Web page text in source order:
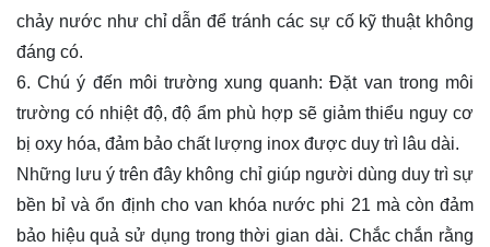
chảy nước như chỉ dẫn để tránh các sự cố kỹ thuật không
đáng có.
6. Chú ý đến môi trường xung quanh: Đặt van trong môi
trường có nhiệt độ, độ ẩm phù hợp sẽ giảm thiểu nguy cơ
bị oxy hóa, đảm bảo chất lượng inox được duy trì lâu dài.
Những lưu ý trên đây không chỉ giúp người dùng duy trì sự
bền bỉ và ổn định cho van khóa nước phi 21 mà còn đảm
bảo hiệu quả sử dụng trong thời gian dài. Chắc chắn rằng